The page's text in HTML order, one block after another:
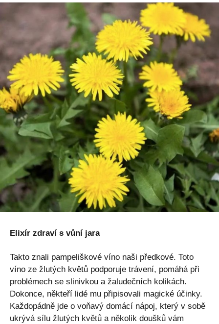
Elixír zdraví s vůní jara
Takto znali pampeliškové víno naši předkové. Toto
víno ze žlutých květů podporuje trávení, pomáhá při
problémech se slinivkou a žaludečních kolikách.
Dokonce, někteří lidé mu připisovali magické účinky.
Každopádně jde o voňavý domácí nápoj, který v sobě
ukrývá sílu žlutých květů a několik doušků vám